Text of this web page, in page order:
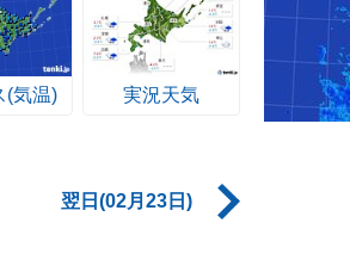
(気温) 実況天気
翌日(02月23日)